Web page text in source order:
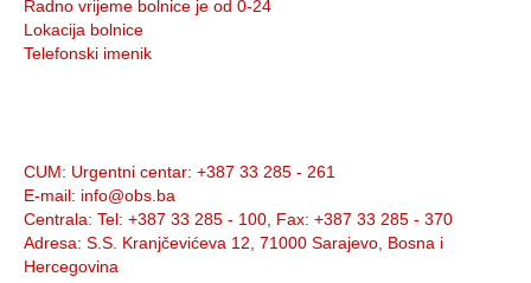
Radno vrijeme bolnice je od 0-24
Lokacija bolnice
Telefonski imenik
CUM: Urgentni centar: +387 33 285 - 261
E-mail: info@obs.ba
Centrala: Tel: +387 33 285 - 100, Fax: +387 33 285 - 370
Adresa: S.S. Kranjčevićeva 12, 71000 Sarajevo, Bosna i
Hercegovina